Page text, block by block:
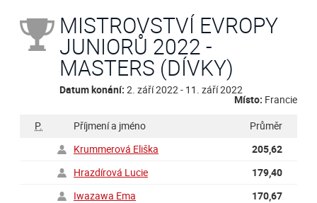
MISTROVSTVÍ EVROPY
JUNIORŮ 2022 -
MASTERS (DÍVKY)
Datum konání: 2. září 2022 - 11. září 2022
Místo: Francie
P.
Příjmení a jméno
Průměr
Krummerová Eliška
205,62
Hrazdírová Lucie
179,40
Iwazawa Ema
170,67